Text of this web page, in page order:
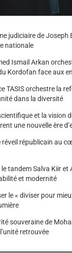
judiciaire de Joseph
nationale
Ismail Arkan
Kordofan face aux
TASIS orchestre la
dans la diversité
et la vision
une nouvelle ère
réveil républicain au
tandem Salva Kiir et
et modernité
le « diviser pour
souveraine de
retrouvée